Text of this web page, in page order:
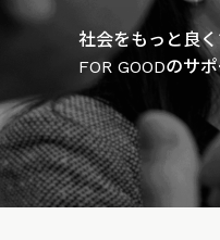
社会をもっと良
FOR GOODのサ